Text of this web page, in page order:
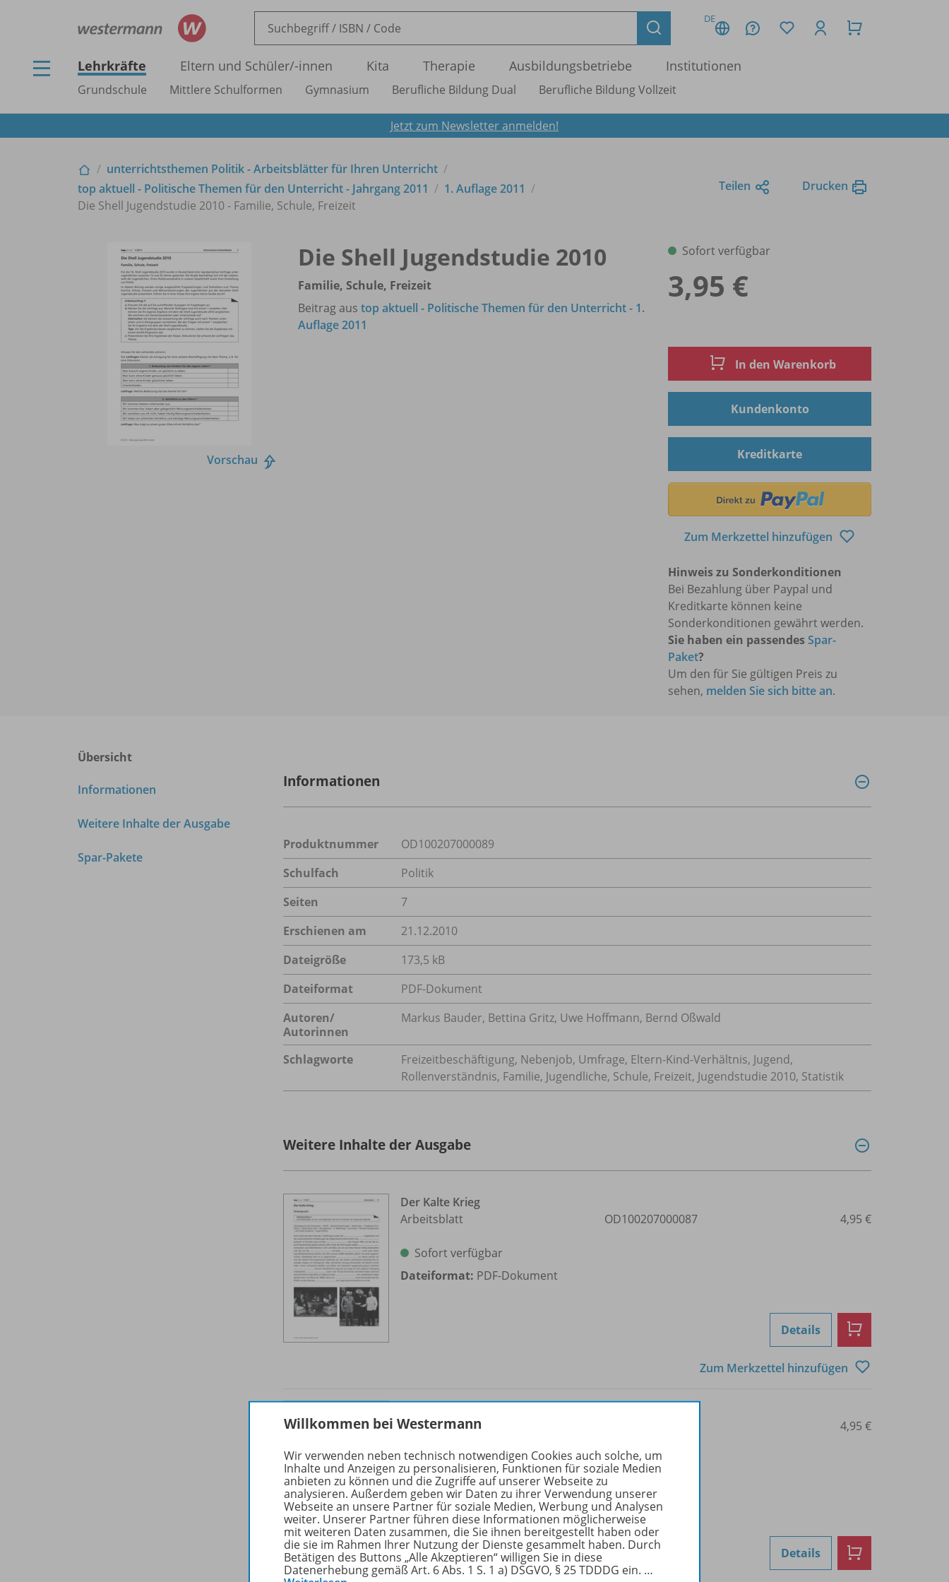
DE
Lehrkräfte Eltern und Schüler/-innen Kita Therapie Ausbildungsbetriebe Institutionen
Grundschule Mittlere Schulformen Gymnasium Berufliche Bildung Dual Berufliche Bildung Vollzeit
Jetzt zum Newsletter anmelden!
unterrichtsthemen Politik - Arbeitsblätter für Ihren Unterricht
top aktuell - Politische Themen für den Unterricht - Jahrgang 2011
1. Auflage 2011
Die Shell Jugendstudie 2010 - Familie, Schule, Freizeit
Teilen Drucken
Vorschau
Die Shell Jugendstudie 2010
Familie, Schule, Freizeit
Beitrag aus top aktuell - Politische Themen für den Unterricht - 1.
Auflage 2011
Sofort verfügbar
3,95 €
In den Warenkorb
Kundenkonto
Kreditkarte
Zum Merkzettel hinzufügen
Hinweis zu Sonderkonditionen
Bei Bezahlung über Paypal und
Kreditkarte können keine
Sonderkonditionen gewährt werden.
Sie haben ein passendesSpar-
Paket?
Um den für Sie gültigen Preis zu
sehen, melden Sie sich bitte an.
Übersicht
Informationen
Weitere Inhalte der Ausgabe
Spar-Pakete
Informationen
Produktnummer
OD100207000089
Schulfach
Politik
Seiten
7
Erschienen am
21.12.2010
Dateigröße
173,5 kB
Dateiformat
PDF-Dokument
Autoren/
Autorinnen
Markus Bauder, Bettina Gritz, Uwe Hoffmann, Bernd Oßwald
Schlagworte
Freizeitbeschäftigung, Nebenjob, Umfrage, Eltern-Kind-Verhältnis, Jugend,
Rollenverständnis, Familie, Jugendliche, Schule, Freizeit, Jugendstudie 2010, Statistik
Weitere Inhalte der Ausgabe
Der Kalte Krieg
Arbeitsblatt
Sofort verfügbar
Dateiformat: PDF-Dokument
OD100207000087 4,95 €
Details
Zum Merkzettel hinzufügen
Gehaltsabrechnung -
Pflegeversicherung (Arbeitsblatt)
Sofort verfügbar
Dateiformat:PDF-Dokument
4,95 €
Details
Willkommen bei Westermann
Wir verwenden neben technisch notwendigen Cookies auch solche, um
Inhalte und Anzeigen zu personalisieren, Funktionen für soziale Medien
anbieten zu können und die Zugriffe auf unserer Webseite zu
analysieren. Außerdem geben wir Daten zu ihrer Verwendung unserer
Webseite an unsere Partner für soziale Medien, Werbung und Analysen
weiter. Unserer Partner führen diese Informationen möglicherweise
mit weiteren Daten zusammen, die Sie ihnen bereitgestellt haben oder
die sie im Rahmen Ihrer Nutzung der Dienste gesammelt haben. Durch
Betätigen des Buttons „Alle Akzeptieren“ willigen Sie in diese
Datenerhebung gemäß Art. 6 Abs. 1 S. 1 a) DSGVO, § 25 TDDDG ein. …